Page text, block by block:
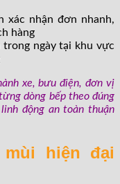
xác nhận đơn nhanh,
hàng
trong ngày tại khu vực
xe, bưu điện, đơn vị
dòng bếp theo đúng
động an toàn thuận
hiện đại